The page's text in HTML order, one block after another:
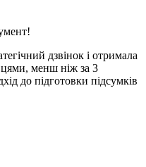
дзвінок і отримала
менш ніж за 3
до підготовки підсумків